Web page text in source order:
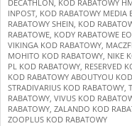
DECATHLON, KOD RABATOWY
INPOST, KOD RABATOWY MEDIA
RABATOWY SHEIN, KOD
RABATOWE, KODY RABATOWE
VIKINGA KOD RABATOWY,
MOHITO KOD RABATOWY, NIKE
PL KOD RABATOWY, RESERVED
KOD RABATOWY ABOUTYOU
STRADIVARIUS KOD RABATOWY,
RABATOWY, VIVUS KOD
RABATOWY, ZALANDO KOD
ZOOPLUS KOD RABATOWY